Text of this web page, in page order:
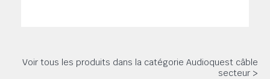
Voir tous les produits dans la catégorie Audioquest câble
secteur >